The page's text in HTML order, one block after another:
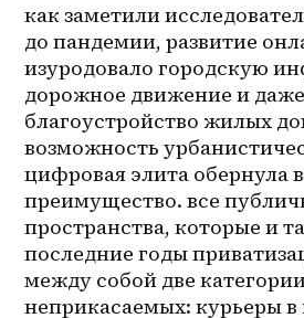
как заметили
до пандемии, развитие
изуродовало городскую
дорожное движение и даже
благоустройство жилых
возможность
цифровая элита обернула в
преимущество. все
пространства, которые и
последние годы
между собой две
неприкасаемых: курьеры в